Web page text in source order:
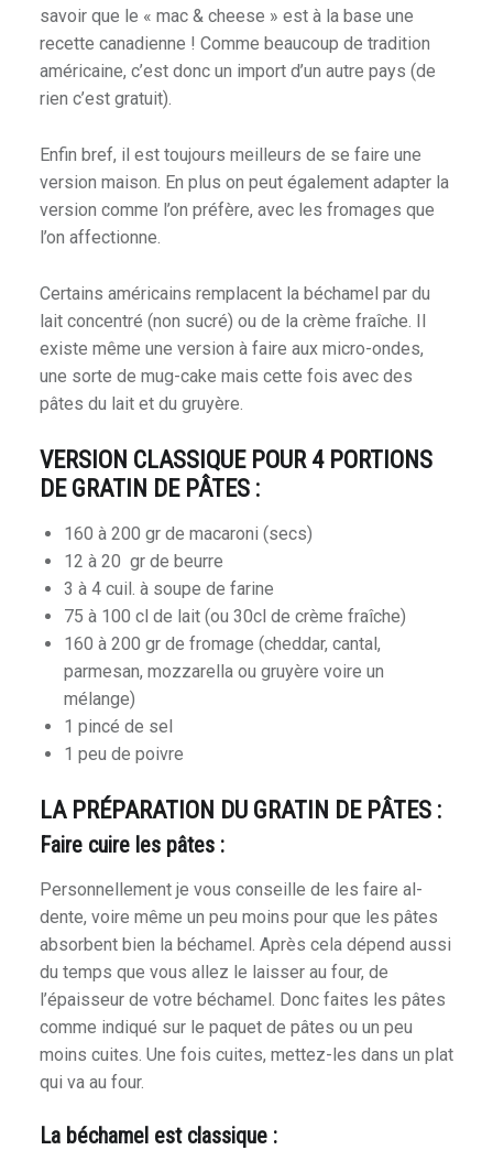
savoir que le « mac & cheese » est à la base une
recette canadienne ! Comme beaucoup de tradition
américaine, c’est donc un import d’un autre pays (de
rien c’est gratuit).
Enfin bref, il est toujours meilleurs de se faire une
version maison. En plus on peut également adapter la
version comme l’on préfère, avec les fromages que
l’on affectionne.
Certains américains remplacent la béchamel par du
lait concentré (non sucré) ou de la crème fraîche. Il
existe même une version à faire aux micro-ondes,
une sorte de mug-cake mais cette fois avec des
pâtes du lait et du gruyère.
VERSION CLASSIQUE POUR 4 PORTIONS
DE GRATIN DE PÂTES :
160 à 200 gr de macaroni (secs)
12 à 20 gr de beurre
3 à 4 cuil. à soupe de farine
75 à 100 cl de lait (ou 30cl de crème fraîche)
160 à 200 gr de fromage (cheddar, cantal,
parmesan, mozzarella ou gruyère voire un
mélange)
1 pincé de sel
1 peu de poivre
LA PRÉPARATION DU GRATIN DE PÂTES :
Faire cuire les pâtes :
Personnellement je vous conseille de les faire al-
dente, voire même un peu moins pour que les pâtes
absorbent bien la béchamel. Après cela dépend aussi
du temps que vous allez le laisser au four, de
l’épaisseur de votre béchamel. Donc faites les pâtes
comme indiqué sur le paquet de pâtes ou un peu
moins cuites. Une fois cuites, mettez-les dans un plat
qui va au four.
La béchamel est classique :